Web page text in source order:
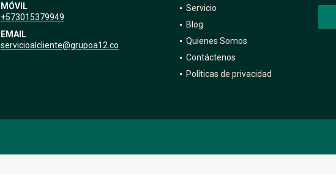
MÓVIL
+573015379949
EMAIL
servicioalcliente@grupoa12.co
Servicio
Blog
Quienes Somos
Contáctenos
Políticas de privacidad